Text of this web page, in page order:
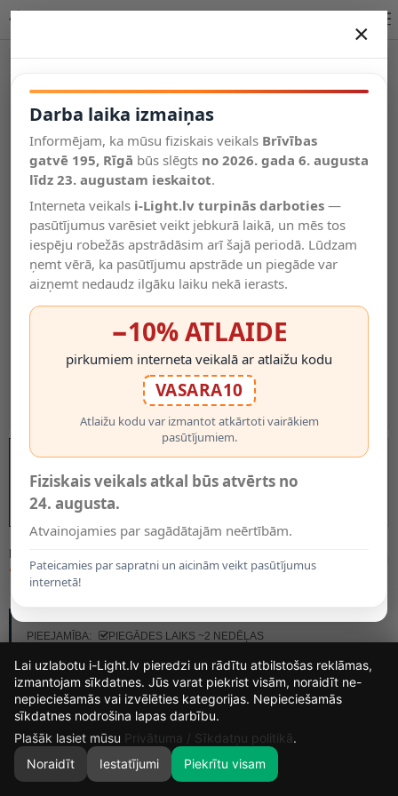
Salīdzināt
Vēlmju
saraksts
Valodas
0
MODELIS:
74.00€
PIEEJAMĪBA:
PIEGĀDES LAIKS ~2 NEDĒĻAS
×
Darba laika izmaiņas
Informējam, ka mūsu fiziskais veikals Brīvības
gatvē 195, Rīgā būs slēgts no 2026. gada 6. augusta
līdz 23. augustam ieskaitot.
Interneta veikals i-Light.lv turpinās darboties —
pasūtījumus varēsiet veikt jebkurā laikā, un mēs tos
iespēju robežās apstrādāsim arī šajā periodā. Lūdzam
ņemt vērā, ka pasūtījumu apstrāde un piegāde var
aizņemt nedaudz ilgāku laiku nekā ierasts.
−10% ATLAIDE
pirkumiem interneta veikalā ar atlaižu kodu
VASARA10
Atlaižu kodu var izmantot atkārtoti vairākiem
pasūtījumiem.
Fiziskais veikals atkal būs atvērts no
24. augusta.
Atvainojamies par sagādātajām neērtībām.
Pateicamies par sapratni un aicinām veikt pasūtījumus
internetā!
13
DIENAS
7
STUNDAS
26
MIN.
15
Lai uzlabotu i-Light.lv pieredzi un rādītu atbilstošas reklāmas,
izmantojam sīkdatnes. Jūs varat piekrist visām, noraidīt ne-
nepieciešamās vai izvēlēties kategorijas. Nepieciešamās
sīkdatnes nodrošina lapas darbību.
Plašāk lasiet mūsu Privātuma / Sīkdatņu politikā.
Noraidīt
Iestatījumi Piekrītu visam